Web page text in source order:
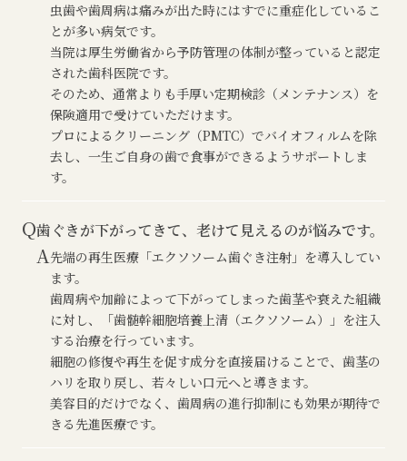
虫歯や歯周病は痛みが出た時にはすでに重症化しているこ
とが多い病気です。
当院は厚生労働省から予防管理の体制が整っていると認定
された歯科医院です。
そのため、通常よりも手厚い定期検診（メンテナンス）を
保険適用で受けていただけます。
プロによるクリーニング（PMTC）でバイオフィルムを除
去し、一生ご自身の歯で食事ができるようサポートしま
す。
Q歯ぐきが下がってきて、老けて見えるのが悩みです。
A先端の再生医療「エクソソーム歯ぐき注射」を導入してい
ます。
歯周病や加齢によって下がってしまった歯茎や衰えた組織
に対し、「歯髄幹細胞培養上清（エクソソーム）」を注入
する治療を行っています。
細胞の修復や再生を促す成分を直接届けることで、歯茎の
ハリを取り戻し、若々しい口元へと導きます。
美容目的だけでなく、歯周病の進行抑制にも効果が期待で
きる先進医療です。